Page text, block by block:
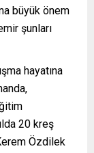
büyük önem
şunları
hayatına
20 kreş
Özdilek